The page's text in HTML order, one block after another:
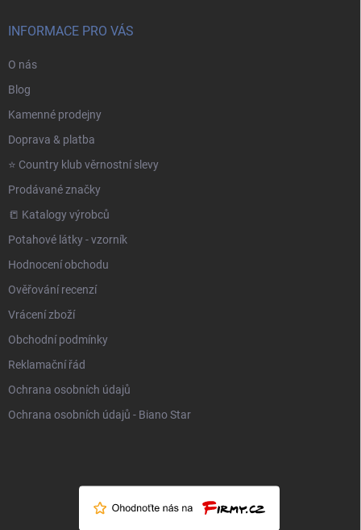
INFORMACE PRO VÁS
O nás
Blog
Kamenné prodejny
Doprava & platba
⭐️ Country klub věrnostní slevy
Prodávané značky
📒 Katalogy výrobců
Potahové látky - vzorník
Hodnocení obchodu
Ověřování recenzí
Vrácení zboží
Obchodní podmínky
Reklamační řád
Ochrana osobních údajů
Ochrana osobních údajů - Biano Star